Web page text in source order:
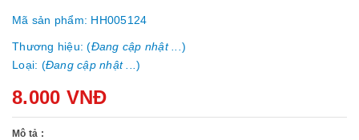
Mã sản phẩm: HH005124
Thương hiệu: (Đang cập nhật ... )
Loại: (Đang cập nhật ... )
8.000 VNĐ
Mô tả :